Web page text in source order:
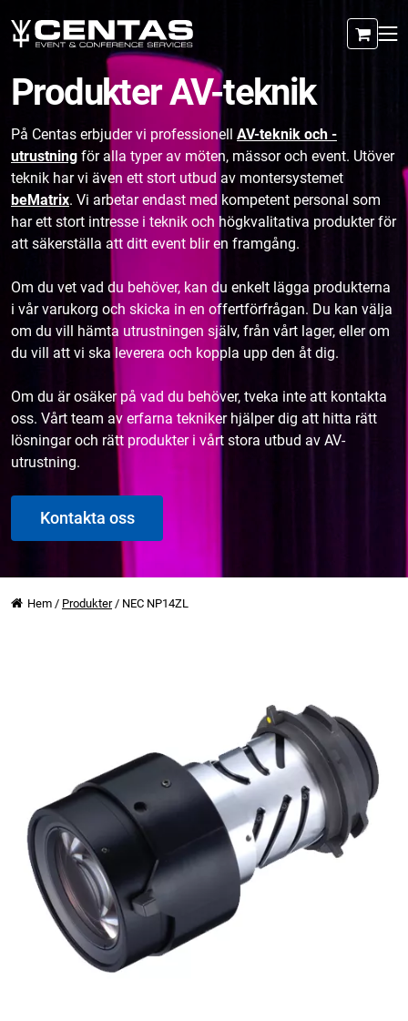
Produkter AV-teknik
På Centas erbjuder vi professionell AV-teknik och -
utrustning för alla typer av möten, mässor och event. Utöver
teknik har vi även ett stort utbud av montersystemet
beMatrix. Vi arbetar endast med kompetent personal som
har ett stort intresse i teknik och högkvalitativa produkter för
att säkerställa att ditt event blir en framgång.
Om du vet vad du behöver, kan du enkelt lägga produkterna
i vår varukorg och skicka in en offertförfrågan. Du kan välja
om du vill hämta utrustningen själv, från vårt lager, eller om
du vill att vi ska leverera och koppla upp den åt dig.
Om du är osäker på vad du behöver, tveka inte att kontakta
oss. Vårt team av erfarna tekniker hjälper dig att hitta rätt
lösningar och rätt produkter i vårt stora utbud av AV-
utrustning.
Kontakta oss
Hem / Produkter/ NEC NP14ZL